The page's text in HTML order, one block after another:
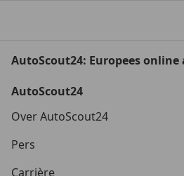
AutoScout24: Europees
AutoScout24
Over AutoScout24
Pers
Carrière